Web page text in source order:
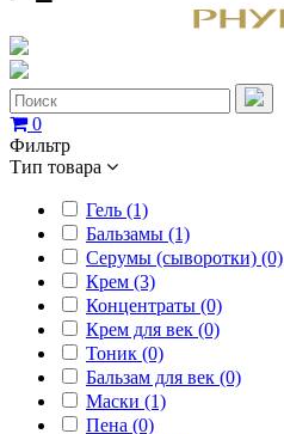
0
Фильтр
Тип товара
Гель (1)
Бальзамы (1)
Серумы (сыворотки) (0)
Крем (3)
Концентраты (0)
Крем для век (0)
Тоник (0)
Бальзам для век (0)
Маски (1)
Пена (0)